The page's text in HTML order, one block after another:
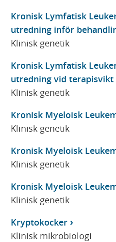
Kronisk Lymfatisk
utredning inför
Klinisk genetik
Kronisk Lymfatisk
utredning vid terapisvikt
Klinisk genetik
Kronisk Myeloisk
Klinisk genetik
Kronisk Myeloisk
Klinisk genetik
Kronisk Myeloisk
Klinisk genetik
Kryptokocker
Klinisk mikrobiologi